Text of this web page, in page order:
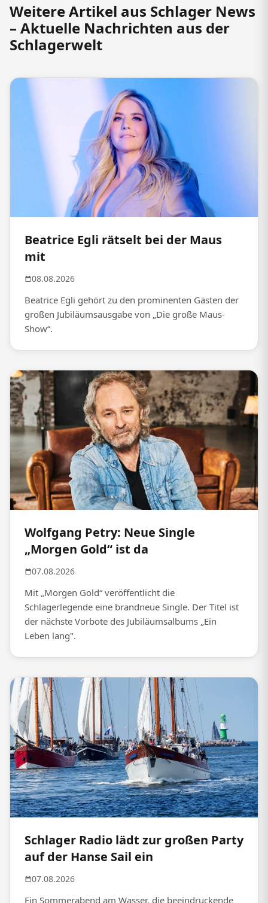
Weitere Artikel aus Schlager News
– Aktuelle Nachrichten aus der
Schlagerwelt
Beatrice Egli rätselt bei der Maus
mit
08.08.2026
Beatrice Egli gehört zu den prominenten Gästen der
großen Jubiläumsausgabe von „Die große Maus-
Show“.
Wolfgang Petry: Neue Single
„Morgen Gold“ ist da
07.08.2026
Mit „Morgen Gold“ veröffentlicht die
Schlagerlegende eine brandneue Single. Der Titel ist
der nächste Vorbote des Jubiläumsalbums „Ein
Leben lang".
Schlager Radio lädt zur großen Party
auf der Hanse Sail ein
07.08.2026
Ein Sommerabend am Wasser, die beeindruckende